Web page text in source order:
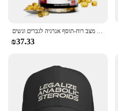
שורש מאקה אורגני + ג 'ינסנג לחלץ כמוסות-סיבולת & מצב רוח-תוסף אנרגיה לגברים ונשים
₪37.33